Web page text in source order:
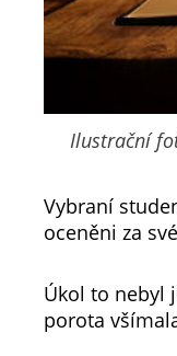
Ilustrační
Vybraní
oceněni za
Úkol to nebyl
porota